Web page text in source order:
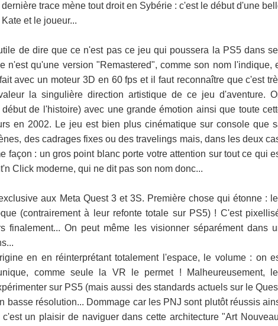
trace mène tout droit en Sybérie : c'est le début d'une
et le joueur...
de dire que ce n'est pas ce jeu qui poussera la PS5 dans
n'est qu'une version "Remastered", comme son nom l'indique,
avec un moteur 3D en 60 fps et il faut reconnaître que c'est
la singulière direction artistique de ce jeu d'aventure.
de l'histoire) avec une grande émotion ainsi que toute
en 2002. Le jeu est bien plus cinématique sur console que
des cadrages fixes ou des travelings mais, dans les deux
façon : un gros point blanc porte votre attention sur tout ce qui
Click moderne, qui ne dit pas son nom donc...
aux Meta Quest 3 et 3S. Première chose qui étonne :
(contrairement à leur refonte totale sur PS5) ! C'est
finalement... On peut même les visionner séparément dans
en en réinterprétant totalement l'espace, le volume : on
comme seule la VR le permet ! Malheureusement,
sur PS5 (mais aussi des standards actuels sur le
basse résolution... Dommage car les PNJ sont plutôt réussis
un plaisir de naviguer dans cette architecture "Art